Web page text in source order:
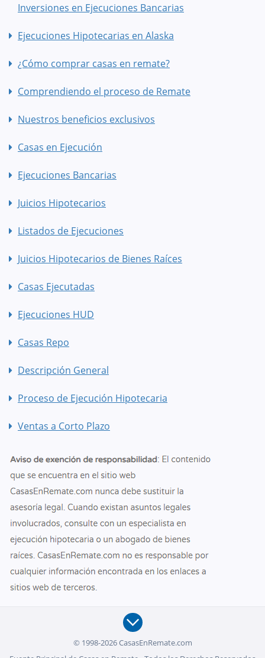
Inversiones en Ejecuciones Bancarias
Ejecuciones Hipotecarias en Alaska
¿Cómo comprar casas en remate?
Comprendiendo el proceso de Remate
Nuestros beneficios exclusivos
Casas en Ejecución
Ejecuciones Bancarias
Juicios Hipotecarios
Listados de Ejecuciones
Juicios Hipotecarios de Bienes Raíces
Casas Ejecutadas
Ejecuciones HUD
Casas Repo
Descripción General
Proceso de Ejecución Hipotecaria
Ventas a Corto Plazo
© 1998-2026 CasasEnRemate.com